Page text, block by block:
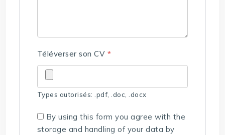
Téléverser son CV *
Types autorisés: .pdf, .doc, .docx
By using this form you agree with the
storage and handling of your data by